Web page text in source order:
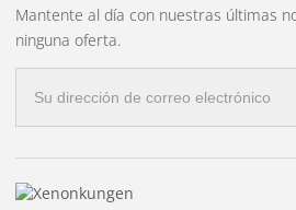
Mantente al día con nuestras últimas
ninguna oferta.
electrónico